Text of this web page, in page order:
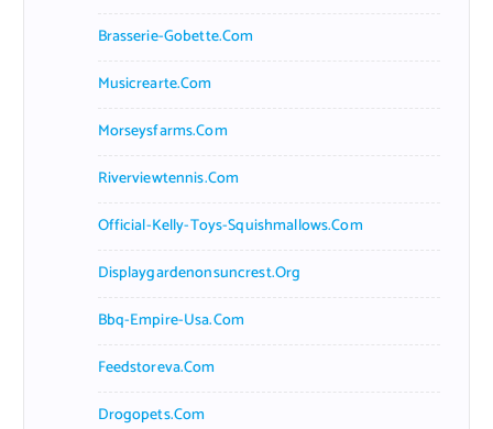
Brasserie-Gobette.com
Musicrearte.com
Morseysfarms.com
Riverviewtennis.com
Official-Kelly-Toys-Squishmallows.com
Displaygardenonsuncrest.org
Bbq-Empire-Usa.com
Feedstoreva.com
Drogopets.com